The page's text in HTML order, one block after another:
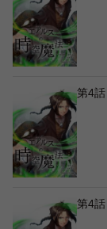
第4
第4